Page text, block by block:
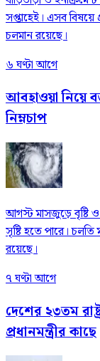
সপ্তাহেই। এসব বিষয়ে
চলমান রয়েছে।
৬ ঘণ্টা আগে
আবহাওয়া নিয়ে
নিম্নচাপ
আগস্ট মাসজুড়ে বৃষ্টি ও
সৃষ্টি হতে পারে।
রয়েছে।
৭ ঘণ্টা আগে
দেশের ২৩তম
প্রধানমন্ত্রীর কাছে